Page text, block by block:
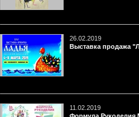
26.02.2019
Выставка продажа
11.02.2019